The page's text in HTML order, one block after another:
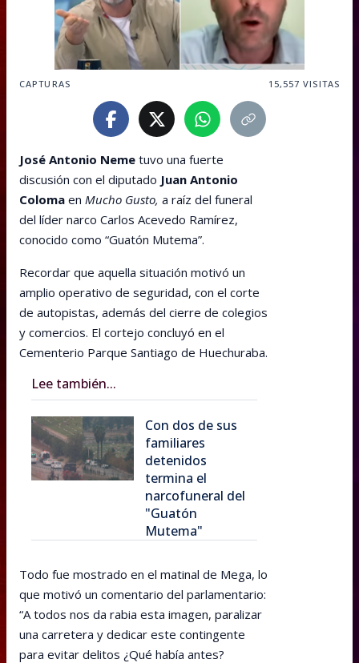
CAPTURAS 15,557 VISITAS
José Antonio Neme tuvo una fuerte
discusión con el diputado Juan Antonio
Coloma en Mucho Gusto, a raíz del funeral
del líder narco Carlos Acevedo Ramírez,
conocido como “Guatón Mutema”.
Recordar que aquella situación motivó un
amplio operativo de seguridad, con el corte
de autopistas, además del cierre de colegios
y comercios. El cortejo concluyó en el
Cementerio Parque Santiago de Huechuraba.
Lee también...
Con dos de sus
familiares
detenidos
termina el
narcofuneral del
"Guatón
Mutema"
Todo fue mostrado en el matinal de Mega, lo
que motivó un comentario del parlamentario:
“A todos nos da rabia esta imagen, paralizar
una carretera y dedicar este contingente
para evitar delitos ¿Qué había antes?